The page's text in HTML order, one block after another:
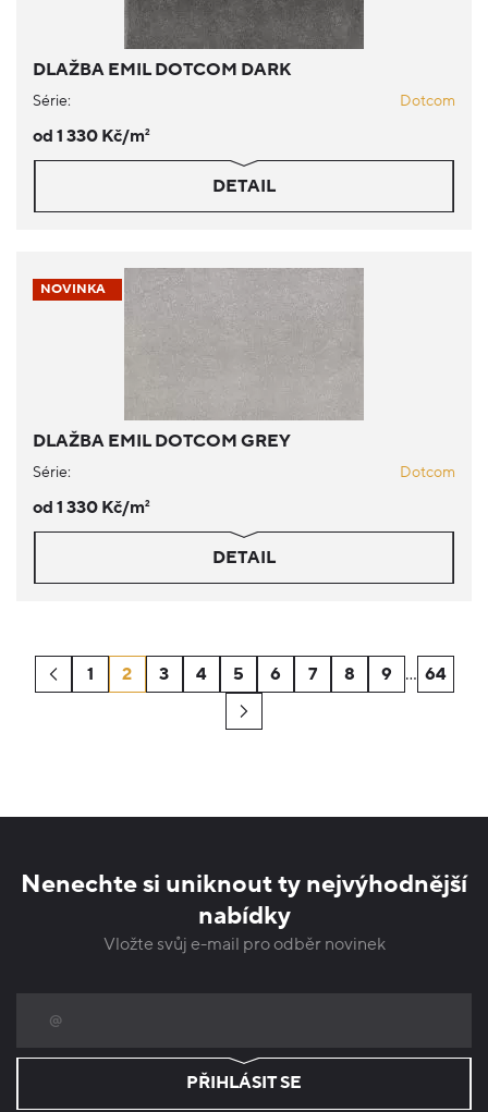
DLAŽBA EMIL DOTCOM DARK
Série: Dotcom
od 1 330 Kč/m2
DETAIL
NOVINKA
DLAŽBA EMIL DOTCOM GREY
Série: Dotcom
od 1 330 Kč/m2
DETAIL
1 2 3 4 5 6 7 8 9 … 64
Nenechte si uniknout ty nejvýhodnější
nabídky
Vložte svůj e-mail pro odběr novinek
PŘIHLÁSIT SE